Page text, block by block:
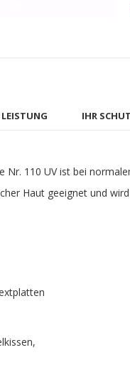
IHR
Nr. 110 UV ist bei
Haut geeignet und